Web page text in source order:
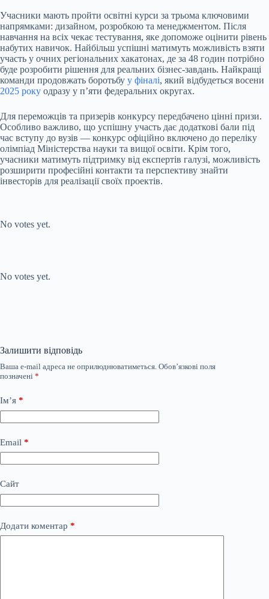
Учасники мають пройти освітні курси за трьома ключовими
напрямками: дизайном, розробкою та менеджментом. Після
навчання на всіх чекає тестування, яке допоможе оцінити рівень
набутих навичок. Найбільш успішні матимуть можливість взяти
участь у очних регіональних хакатонах, де за 48 годин потрібно
буде розробити рішення для реальних бізнес-завдань. Найкращі
команди продовжать боротьбу у фіналі, який відбудеться восени
2025 року одразу у п’яти федеральних округах.
Для переможців та призерів конкурсу передбачено цінні призи.
Особливо важливо, що успішну участь дає додаткові бали під
час вступу до вузів — конкурс офіційно включено до переліку
олімпіад Міністерства науки та вищої освіти. Крім того,
учасники матимуть підтримку від експертів галузі, можливість
розширити професійні контакти та перспективу знайти
інвесторів для реалізації своїх проектів.
No votes yet.
No votes yet.
Залишити відповідь
Ваша e-mail адреса не оприлюднюватиметься. Обов’язкові поля
позначені *
Ім’я *
Email *
Сайт
Додати коментар *